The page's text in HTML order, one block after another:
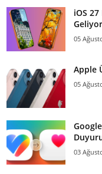
iOS
Geliyor
05
Apple
05
03